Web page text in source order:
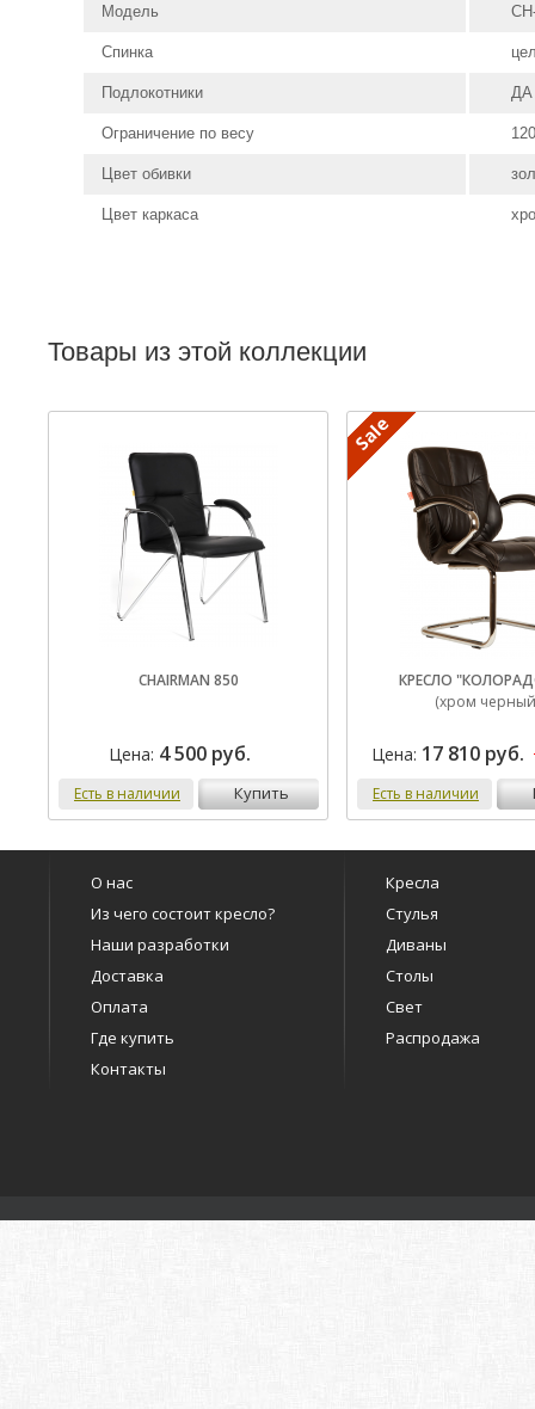
Модель
Спинка
Подлокотники ДА
Ограничение по весу
Цвет обивки
Цвет каркаса
Товары из этой коллекции
CHAIRMAN 850
Цена: 4 500 руб.
Есть в наличии купить
КРЕСЛО
(хром
Цена: 17 810 руб.
Есть в наличии
О нас
Из чего состоит кресло?
Наши разработки
Доставка
Оплата
Где купить
Контакты
Кресла
Стулья
Диваны
Столы
Свет
Распродажа